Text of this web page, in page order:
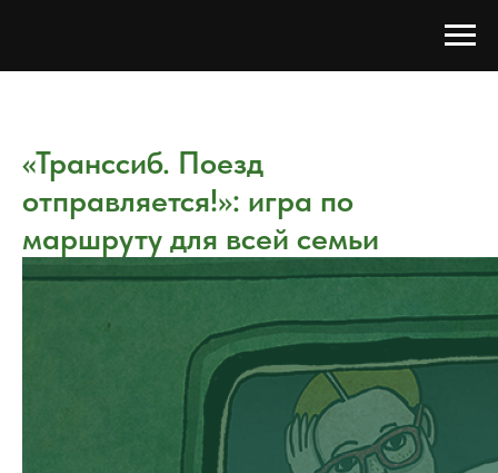
«Транссиб. Поезд
отправляется!»: игра по
маршруту для всей семьи